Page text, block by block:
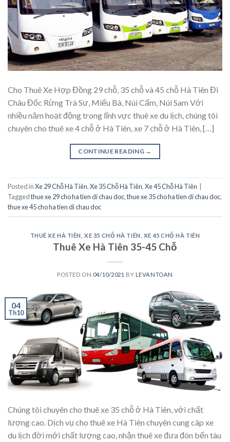
Cho Thuê Xe Hợp Đồng 29 chỗ, 35 chỗ và 45 chỗ Hà Tiên Đi
Châu Đốc Rừng Trà Sư, Miếu Bà, Núi Cấm, Núi Sam Với
nhiều năm hoạt động trong lĩnh vực thuê xe du lịch, chúng tôi
chuyên cho thuê xe 4 chỗ ở Hà Tiên, xe 7 chỗ ở Hà Tiên, […]
CONTINUE READING →
Posted inXe 29 Chỗ Hà Tiên,Xe 35 Chỗ Hà Tiên,Xe 45 Chỗ Hà Tiên
Taggedthue xe 29 cho ha tien di chau doc,thue xe 35 cho ha tien di chau doc,
thue xe 45 cho ha tien di chau doc
THUÊ XE HÀ TIÊN ,XE 35 CHỖ HÀ TIÊN XE 45 CHỖ HÀ TIÊN
Thuê Xe Hà Tiên 35-45 Chỗ
POSTED ON 04/10/2021 BY LEVANTOAN
04
Th10
Chúng tôi chuyên cho thuê xe 35 chỗ ở Hà Tiên, với chất
lượng cao. Dịch vụ cho thuê xe Hà Tiên chuyên cung câp xe
du lịch đời mới chất lượng cao, nhận thuê xe đưa đón bến tàu